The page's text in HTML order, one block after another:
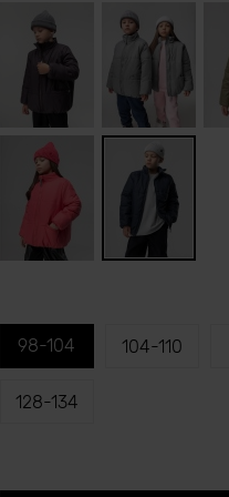
98-104 104-110
128-134